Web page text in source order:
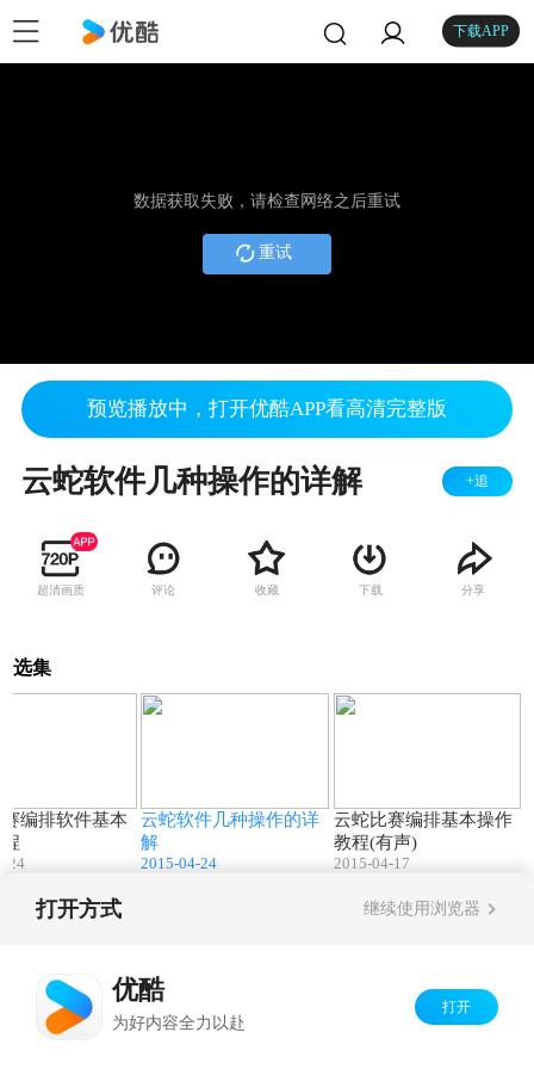
下载APP
数据获取失败，请检查网络之后重试
重试
预览播放中，打开优酷APP看高清完整版
云蛇软件几种操作的详解 +追
超清画质 评论 收藏 下载 分享
选集
编排软件基本
24
云蛇软件几种操作的详
解
2015-04-24
云蛇比赛编排基本操作
教程(有声)
2015-04-17
打开方式 继续使用浏览器
优酷
为好内容全力以赴
打开